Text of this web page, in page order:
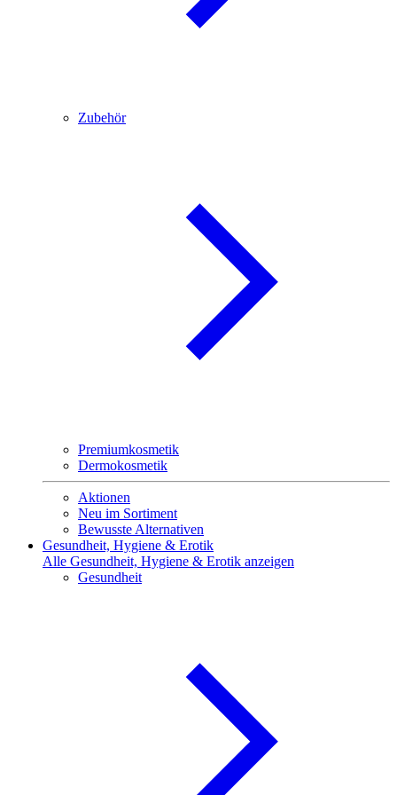
Zubehör
Premiumkosmetik
Dermokosmetik
Aktionen
Neu im Sortiment
Bewusste Alternativen
Gesundheit, Hygiene & Erotik
Alle Gesundheit, Hygiene & Erotik anzeigen
Gesundheit